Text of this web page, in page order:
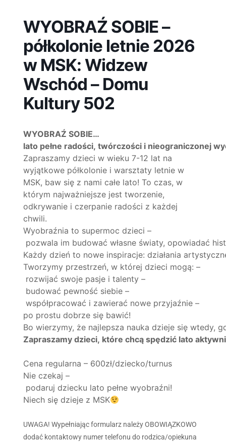
WYOBRAŹ SOBIE –
półkolonie letnie 2026
w MSK: Widzew
Wschód – Domu
Kultury 502
WYOBRAŹ SOBIE…
lato pełne radości, twórczości i nieograniczonej
Zapraszamy dzieci w wieku 7-12 lat na
wyjątkowe półkolonie i warsztaty letnie w
MSK, baw się z nami całe lato! To czas, w
którym najważniejsze jest tworzenie,
odkrywanie i czerpanie radości z każdej
chwili.
Wyobraźnia to supermoc dzieci –
pozwala im budować własne światy, opowiadać
Każdy dzień to nowe inspiracje: działania
Tworzymy przestrzeń, w której dzieci mogą: –
rozwijać swoje pasje i talenty –
budować pewność siebie –
współpracować i zawierać nowe przyjaźnie –
po prostu dobrze się bawić!
Bo wierzymy, że najlepsza nauka dzieje się wtedy,
Zapraszamy dzieci, które chcą spędzić lato
Cena regularna – 600zł/dziecko/turnus
Nie czekaj –
podaruj dziecku lato pełne wyobraźni!
Niech się dzieje z MSK
UWAGA! Wypełniając formularz należy OBOWIĄZKOWO
dodać kontaktowy numer telefonu do rodzica/opiekuna